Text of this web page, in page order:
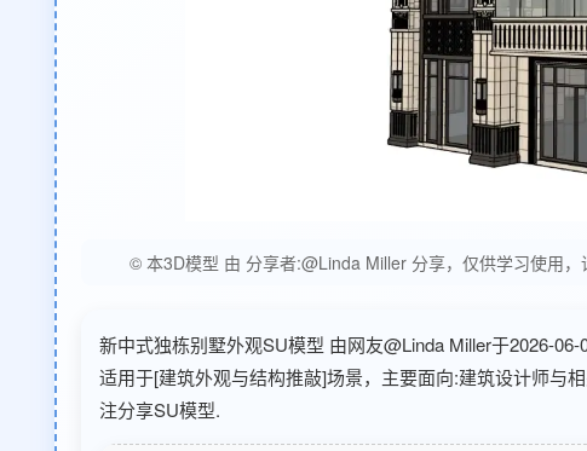
© 本3D模型 由 分享者:@Linda Miller 分享，仅供学习使用
新中式独栋别墅外观SU模型 由网友@Linda Miller于2026-
适用于[建筑外观与结构推敲]场景，主要面向:建筑设计师与
注分享SU模型.